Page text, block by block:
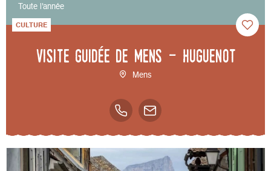
Toute l'année
CULTURE
Visite guidée de Mens - Huguenot
Mens